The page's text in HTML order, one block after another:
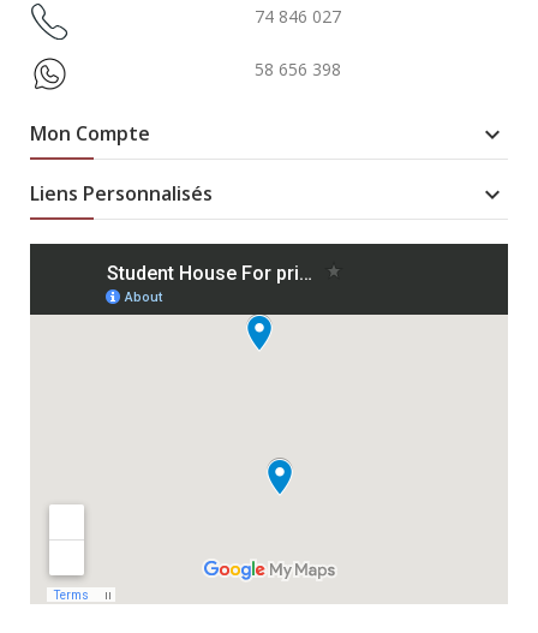
74 846 027
58 656 398
Mon Compte 
Liens Personnalisés 